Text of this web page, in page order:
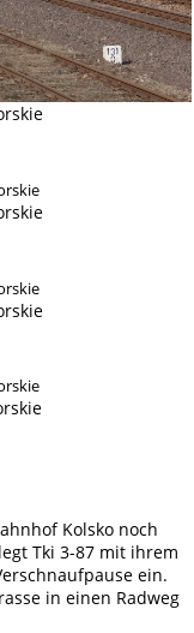
Kolsko noch
Tki 3-87 mit ihrem
ein.
in einen Radweg